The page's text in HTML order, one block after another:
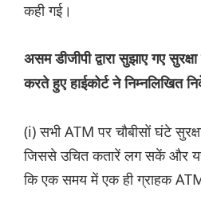
कही गई।
असम डीजीपी द्वारा सुझाए गए
करते हुए हाईकोर्ट ने निम्नलिखित
(i) सभी ATM पर चौबीसों घंटे
जिससे उचित कतारें लग सकें और
कि एक समय में एक ही ग्राहक